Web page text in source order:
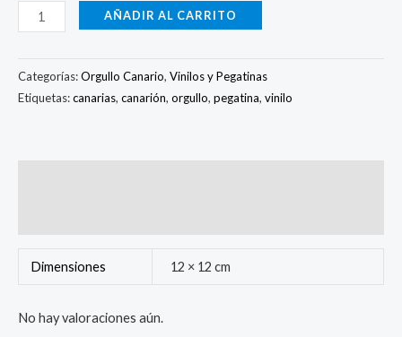
AÑADIR AL CARRITO
Categorías:Orgullo Canario, Vinilos y Pegatinas
Etiquetas:canarias, canarión, orgullo, pegatina, vinilo
Dimensiones 12 × 12 cm
No hay valoraciones aún.